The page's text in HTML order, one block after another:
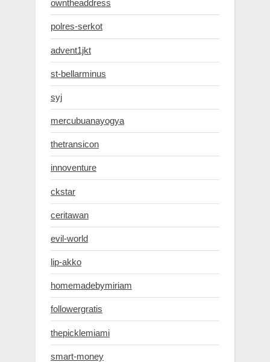
owntheaddress
polres-serkot
advent1jkt
st-bellarminus
syj
mercubuanayogya
thetransicon
innoventure
ckstar
ceritawan
evil-world
lip-akko
homemadebymiriam
followergratis
thepicklemiami
smart-money